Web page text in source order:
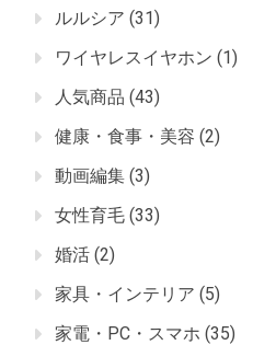
ルルシア (31)
ワイヤレスイヤホン (1)
人気商品 (43)
健康・食事・美容 (2)
動画編集 (3)
女性育毛 (33)
婚活 (2)
家具・インテリア (5)
家電・PC・スマホ (35)